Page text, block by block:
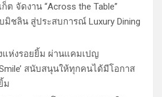
ต จัดงาน “Across the Table”
ชลิน สู่ประสบการณ์ Luxury Dining
ห่งรอยยิ้ม ผ่านแคมเปญ
Smile’ สนับสนุนให้ทุกคนได้มีโอกาส
ม